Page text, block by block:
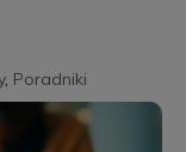
, Poradniki